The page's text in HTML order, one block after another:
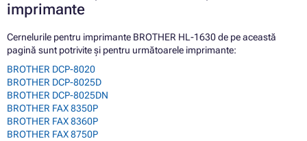
imprimante
Cernelurile pentru imprimante BROTHER HL-1630 de pe această
pagină sunt potrivite și pentru următoarele imprimante:
BROTHER DCP-8020
BROTHER DCP-8025D
BROTHER DCP-8025DN
BROTHER FAX 8350P
BROTHER FAX 8360P
BROTHER FAX 8750P